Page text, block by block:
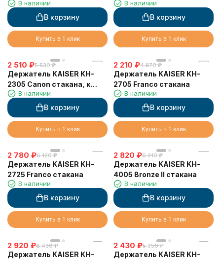
двойной
В наличии
В корзину
Купить в 1 клик
стенеВ наличии
В корзину
Купить в 1 клик
2 510 ₽5 530 ₽
Держатель KAISER KH-
2305 Canon стакана, к
стенеВ наличии
В корзину
Купить в 1 клик
2 210 ₽4 870 ₽
Держатель KAISER KH-
2705 Franco стакана
В наличии
В корзину
Купить в 1 клик
2 780 ₽6 120 ₽
Держатель KAISER KH-
2725 Franco стакана
В наличии
В корзину
Купить в 1 клик
2 820 ₽6 210 ₽
Держатель KAISER KH-
4005 Bronze II стакана
В наличии
В корзину
Купить в 1 клик
2 920 ₽6 430 ₽
Держатель KAISER KH-
2 430 ₽5 350 ₽
Держатель KAISER KH-